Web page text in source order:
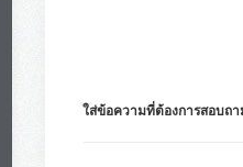
มีบริการหลังการขายห